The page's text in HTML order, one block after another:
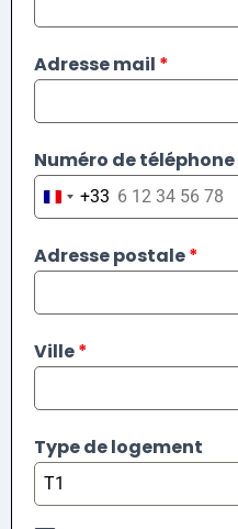
Adresse mail *
Numéro de téléphone
France +33
+33
Adresse postale*
Ville*
Type de logement
T1